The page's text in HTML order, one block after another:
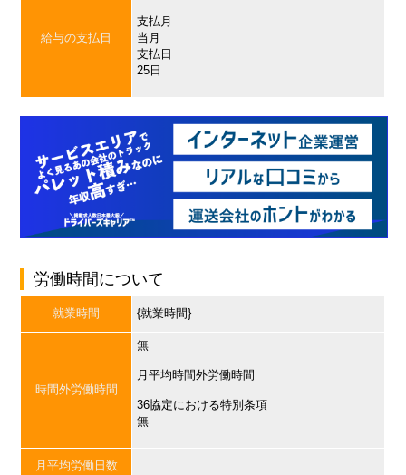
給与の支払日
支払月
当月
支払日
25日
労働時間について
就業時間 {就業時間}
時間外労働時間
無
月平均時間外労働時間
36協定における特別条項
無
月平均労働日数